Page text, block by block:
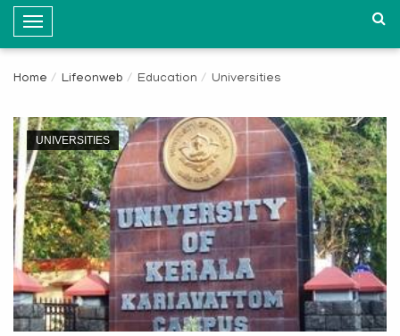
T
o
e
N
a
v
i
g
a
t
i
o
Home Lifeonweb Education Universities
UNIVERSITIES